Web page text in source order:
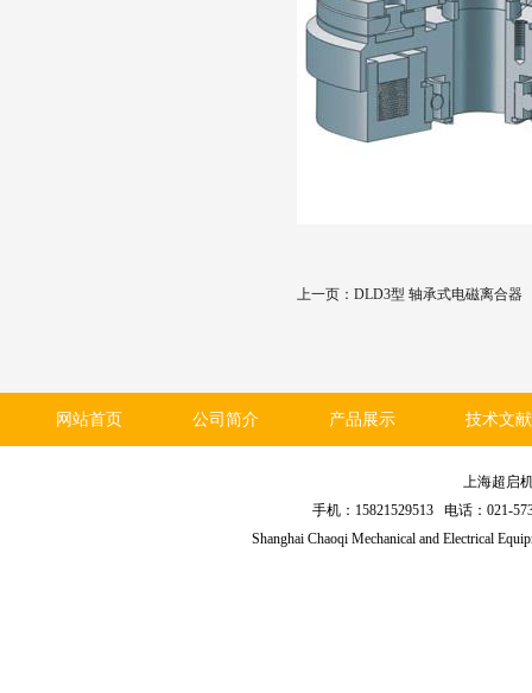
上一页：DLD3型 轴承式电磁离合器
网站首页 公司简介 产品展示 技术文献
上海超启
手机：15821529513 电话：021-
Shanghai Chaoqi Mechanical and Electrical